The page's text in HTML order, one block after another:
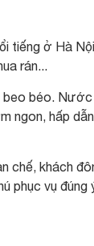
tiếng ở Hà
rán...
beo béo. Nước
ngon, hấp
chế, khách
phục vụ đúng